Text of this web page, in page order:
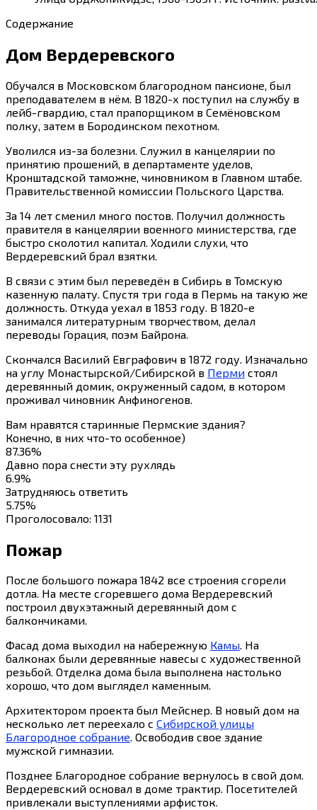
Содержание
Дом Вердеревского
Обучался в Московском благородном пансионе, был
преподавателем в нём. В 1820-х поступил на службу в
лейб-гвардию, стал прапорщиком в Семёновском
полку, затем в Бородинском пехотном.
Уволился из-за болезни. Служил в канцелярии по
принятию прошений, в департаменте уделов,
Кронштадской таможне, чиновником в Главном штабе.
Правительственной комиссии Польского Царства.
За 14 лет сменил много постов. Получил должность
правителя в канцелярии военного министерства, где
быстро сколотил капитал. Ходили слухи, что
Вердеревский брал взятки.
В связи с этим был переведён в Сибирь в Томскую
казенную палату. Спустя три года в Пермь на такую же
должность. Откуда уехал в 1853 году. В 1820-е
занимался литературным творчеством, делал
переводы Горация, поэм Байрона.
Скончался Василий Евграфович в 1872 году. Изначально
на углу Монастырской/Сибирской в Перми стоял
деревянный домик, окруженный садом, в котором
проживал чиновник Анфиногенов.
Вам нравятся старинные Пермские здания?
Конечно, в них что-то особенное)
87.36%
Давно пора снести эту рухлядь
6.9%
Затрудняюсь ответить
5.75%
Проголосовало: 1131
Пожар
После большого пожара 1842 все строения сгорели
дотла. На месте сгоревшего дома Вердеревский
построил двухэтажный деревянный дом с
балкончиками.
Фасад дома выходил на набережную Камы. На
балконах были деревянные навесы с художественной
резьбой. Отделка дома была выполнена настолько
хорошо, что дом выглядел каменным.
Архитектором проекта был Мейснер. В новый дом на
несколько лет переехало с Сибирской улицы
Благородное собрание. Освободив свое здание
мужской гимназии.
Позднее Благородное собрание вернулось в свой дом.
Вердеревский основал в доме трактир. Посетителей
привлекали выступлениями арфисток.